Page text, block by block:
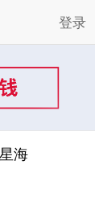
登录
海